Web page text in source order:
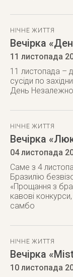
НІЧНЕ ЖИТТЯ
Вечірка
11 листопада
11 листопада –
сусіди по
День
НІЧНЕ ЖИТТЯ
Вечірка
04 листопада
Саме з 4
Бразилію
«Прощання з
кавові
самбо
НІЧНЕ ЖИТТЯ
Вечірка
10 листопада